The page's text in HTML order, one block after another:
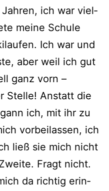
Jahren, ich war viel­
mei­ne Schule
Ich war und
aber weil ich gut
ganz vorn –
Stelle! Anstatt die
ich, mit ihr zu
vor­bei­las­sen, ich
ließ sie mich nicht
Fragt nicht.
da rich­tig erin­